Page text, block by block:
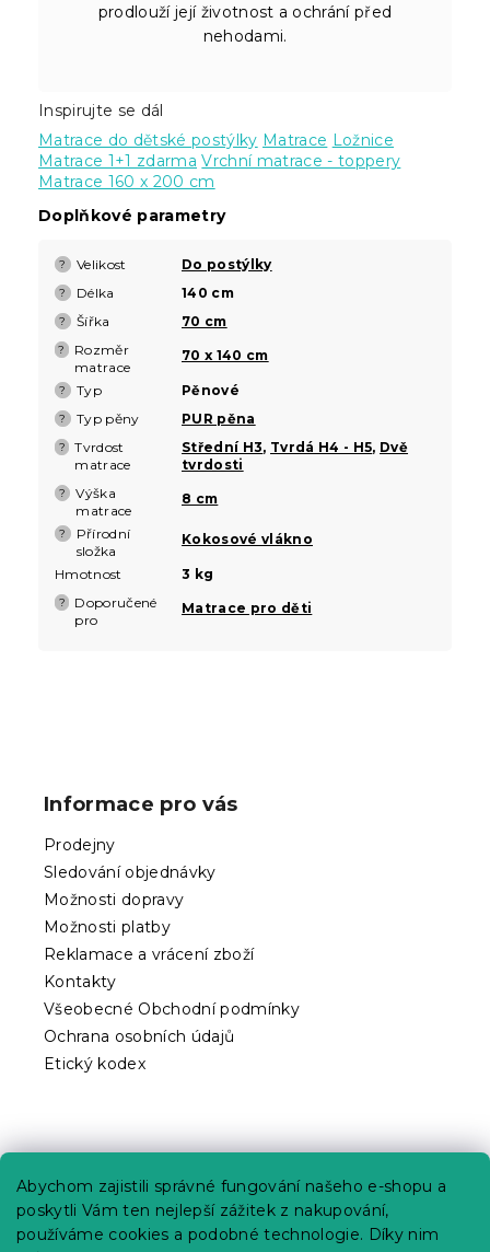
Abychom zajistili správné fungování našeho e-shopu a
poskytli Vám ten nejlepší zážitek z nakupování,
používáme cookies a podobné technologie. Díky nim
prodlouží její životnost a ochrání před
nehodami.
Inspirujte se dál
Matrace do dětské postýlky Matrace Ložnice
Matrace 1+1 zdarma Vrchní matrace - toppery
Matrace 160 x 200 cm
Doplňkové parametry
? Velikost Do postýlky
? Délka 140 cm
? Šířka 70 cm
?
Rozměr
matrace
70 x 140 cm
? Typ Pěnové
? Typ pěny PUR pěna
?
Tvrdost
matrace
Střední H3, Tvrdá H4 - H5, Dvě
tvrdosti
?
Výška
matrace
8 cm
?
Přírodní
složka
Kokosové vlákno
Hmotnost 3 kg
?
Doporučené
pro
Matrace pro děti
Informace pro vás
Prodejny
Sledování objednávky
Možnosti dopravy
Možnosti platby
Reklamace a vrácení zboží
Kontakty
Všeobecné Obchodní podmínky
Ochrana osobních údajů
Etický kodex
Kariéra
Poptávky a B2B spolupráce